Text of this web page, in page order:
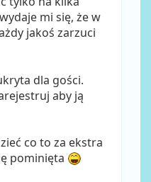
mi się, że w
jakoś zarzuci
dla gości.
aby ją
co to za ekstra
pominięta